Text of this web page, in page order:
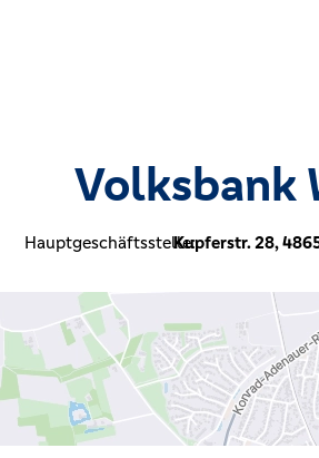
Volksbank
Hauptgeschäftsstelle:Kupferstr. 28,